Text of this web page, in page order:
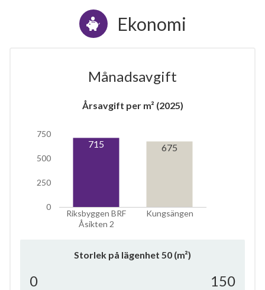
Ekonomi
Månadsavgift
Årsavgift per m² (2025)
Riksbyggen BRF
Åsikten 2
Kungsängen
0
250
500
750
715 675
Storlek på lägenhet 50 (m²)
0 150